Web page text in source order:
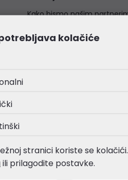
Kako bismo našim
ponosom objavljujemo da
kolačiće
stranici koriste se
ili prilagodite postavke.